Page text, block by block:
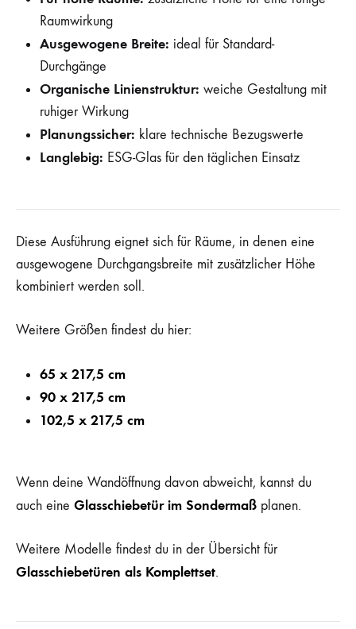
Raumwirkung
Ausgewogene Breite: ideal für Standard-
Durchgänge
Organische Linienstruktur: weiche Gestaltung mit
ruhiger Wirkung
Planungssicher: klare technische Bezugswerte
Langlebig: ESG-Glas für den täglichen Einsatz
Diese Ausführung eignet sich für Räume, in denen eine
ausgewogene Durchgangsbreite mit zusätzlicher Höhe
kombiniert werden soll.
Weitere Größen findest du hier:
65 x 217,5 cm
90 x 217,5 cm
102,5 x 217,5 cm
Wenn deine Wandöffnung davon abweicht, kannst du
auch eine Glasschiebetür im Sondermaß planen.
Weitere Modelle findest du in der Übersicht für
Glasschiebetüren als Komplettset.